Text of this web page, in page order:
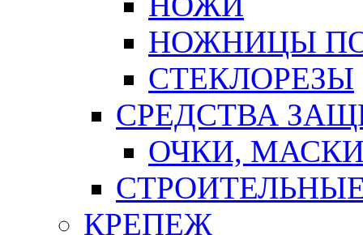
НОЖНИЦЫ
СТЕКЛОРЕЗЫ
СРЕДСТВА
ОЧКИ,
КРЕПЕЖ